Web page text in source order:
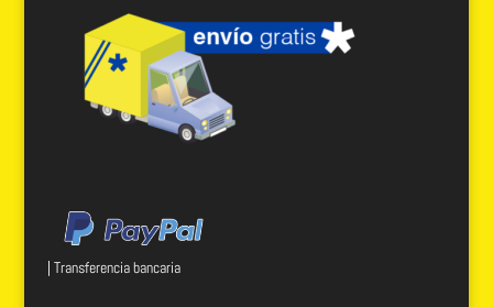
| Transferencia bancaria